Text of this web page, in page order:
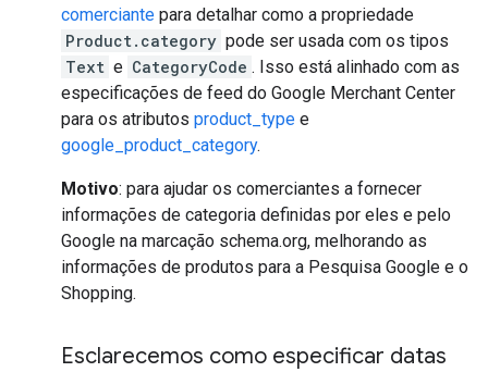
comerciante para detalhar como a propriedade
Product.category pode ser usada com os tipos
Text e CategoryCode . Isso está alinhado com as
especificações de feed do Google Merchant Center
para os atributos product_type e
google_product_category.
Motivo: para ajudar os comerciantes a fornecer
informações de categoria definidas por eles e pelo
Google na marcação schema.org, melhorando as
informações de produtos para a Pesquisa Google e o
Shopping.
Esclarecemos como especificar datas